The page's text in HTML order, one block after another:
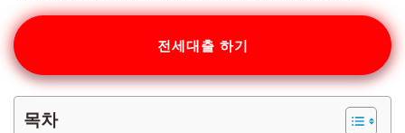
전세대출 하기
목차